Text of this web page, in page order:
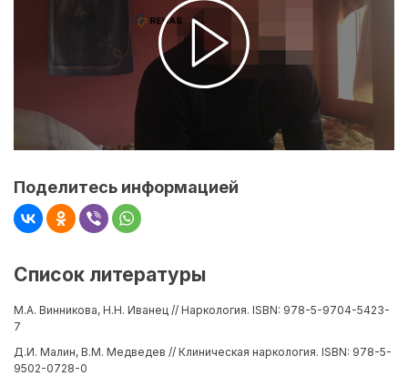
Поделитесь информацией
Список литературы
М.А. Винникова, Н.Н. Иванец // Наркология. ISBN: 978-5-9704-5423-
7
Д.И. Малин, В.М. Медведев // Клиническая наркология. ISBN: 978-5-
9502-0728-0